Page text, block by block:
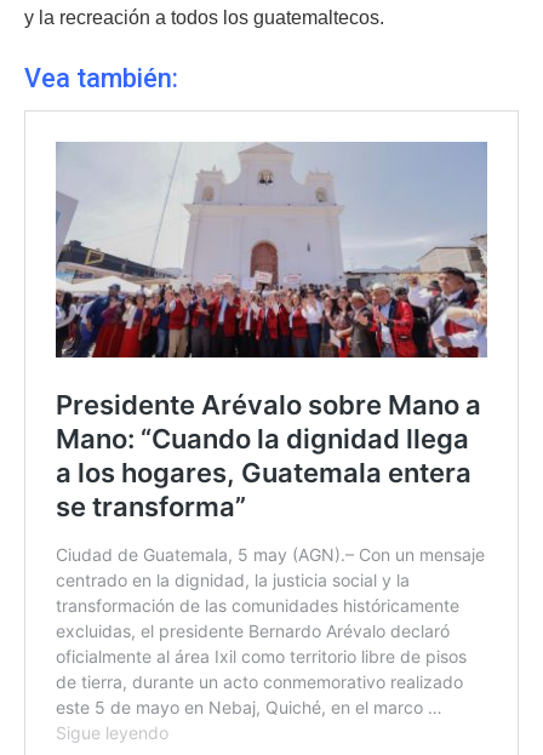
y la recreación a todos los guatemaltecos.
Vea también: